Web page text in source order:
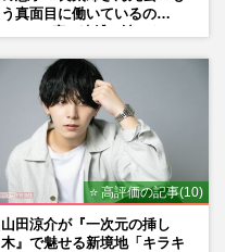
う真面目に働いているの
⭐ 高評価の記事(10)
山田涼介が『一次元の挿し
木』で魅せる新境地「キラキ